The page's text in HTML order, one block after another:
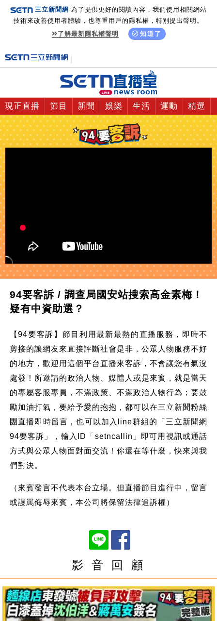
三立新聞網 為了提供更好的閱讀內容，我們使用相關網站
技術來改善使用者體驗，也尊重用戶的隱私權，特別提出聲明。
了解最新隱私權聲明
知道了
現正直播 節目 新聞 娛樂 生活 運動 精選
94要客訴 / 調查局國安站搜索高金素梅！
疑有中資助選？
【94要客訴】節目利用最新最熱的直播服務，即時不
剪接的讓網友來直接評斷社會是非，公眾人物服務不好
的地方，歡迎用這個平台直播來客訴，不會讓您有氣沒
處發！所邀請的政治人物、媒體人或是來賓，就是當天
的專屬客服專員，不滿政策、不滿政治人物行為；要鼓
勵加油打氣，要給予愛的抱抱，都可以在三立新聞粉絲
團直播即時留言，也可以加入line群組的「三立新聞網
94要客訴」，輸入ID「setncallin」即可用視訊或通話
方式與公眾人物面對面交流！你還在等什麼，快來與我
們對決。
（來賓發言不代表本台立場。但直播節目進行中，留言
或謾罵侮辱來賓，本公司將保留法律追訴權）
影 音 回 顧